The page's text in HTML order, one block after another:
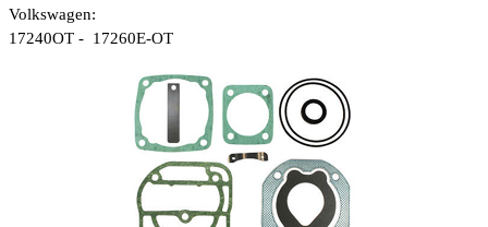
Volkswagen:
17240OT - 17260E-OT